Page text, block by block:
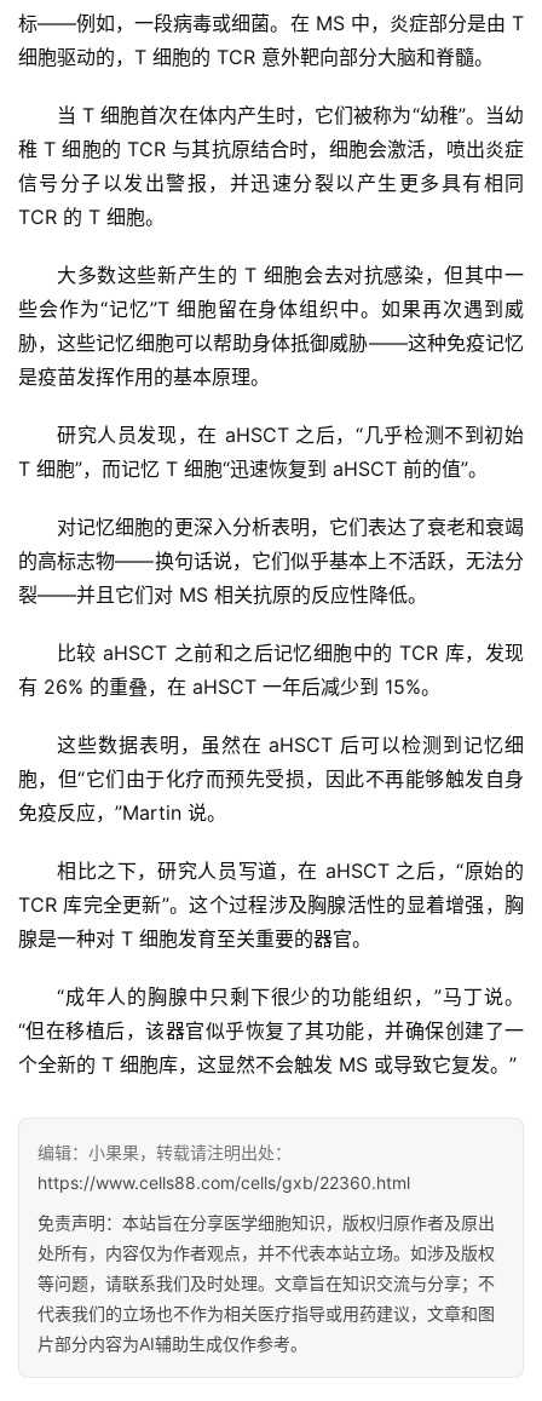
再
学
转
化
展
我
们
登录 注册
标——例如，一段病毒或细菌。在 MS 中，炎症部分是由 T
细胞驱动的，T 细胞的 TCR 意外靶向部分大脑和脊髓。
当 T 细胞首次在体内产生时，它们被称为“幼稚”。当幼
稚 T 细胞的 TCR 与其抗原结合时，细胞会激活，喷出炎症
信号分子以发出警报，并迅速分裂以产生更多具有相同
TCR 的 T 细胞。
大多数这些新产生的 T 细胞会去对抗感染，但其中一
些会作为“记忆”T 细胞留在身体组织中。如果再次遇到威
胁，这些记忆细胞可以帮助身体抵御威胁——这种免疫记忆
是疫苗发挥作用的基本原理。
研究人员发现，在 aHSCT 之后，“几乎检测不到初始
T 细胞”，而记忆 T 细胞“迅速恢复到 aHSCT 前的值”。
对记忆细胞的更深入分析表明，它们表达了衰老和衰竭
的高标志物——换句话说，它们似乎基本上不活跃，无法分
裂——并且它们对 MS 相关抗原的反应性降低。
比较 aHSCT 之前和之后记忆细胞中的 TCR 库，发现
有 26% 的重叠，在 aHSCT 一年后减少到 15%。
这些数据表明，虽然在 aHSCT 后可以检测到记忆细
胞，但“它们由于化疗而预先受损，因此不再能够触发自身
免疫反应，”Martin 说。
相比之下，研究人员写道，在 aHSCT 之后，“原始的
TCR 库完全更新”。这个过程涉及胸腺活性的显着增强，胸
腺是一种对 T 细胞发育至关重要的器官。
“成年人的胸腺中只剩下很少的功能组织，”马丁说。
“但在移植后，该器官似乎恢复了其功能，并确保创建了一
个全新的 T 细胞库，这显然不会触发 MS 或导致它复发。”
编辑：小果果，转载请注明出处：
https://www.cells88.com/cells/gxb/22360.html
免责声明：本站旨在分享医学细胞知识，版权归原作者及原出
处所有，内容仅为作者观点，并不代表本站立场。如涉及版权
等问题，请联系我们及时处理。文章旨在知识交流与分享；不
代表我们的立场也不作为相关医疗指导或用药建议，文章和图
片部分内容为AI辅助生成仅作参考。